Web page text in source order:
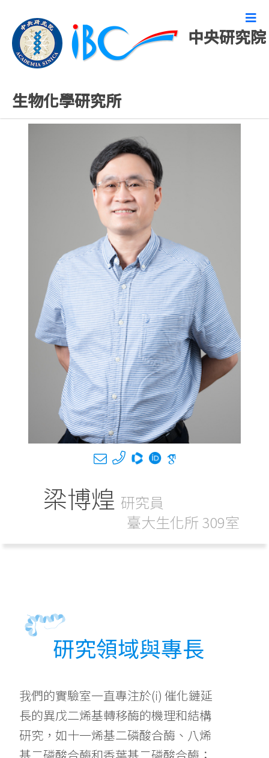
中央研究院
生物化學研究所
專任研究人員
梁博煌 研究員
臺大生化所 309室
研究領域與專長
我們的實驗室一直專注於(i) 催化鏈延
長的異戊二烯基轉移酶的機理和結構
研究，如十一烯基二磷酸合酶、八烯